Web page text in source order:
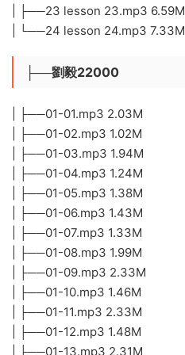
| ├──23 lesson 23.mp3 6.59M
| └──24 lesson 24.mp3 7.33M
├──劉毅22000
| ├──01-01.mp3 2.03M
| ├──01-02.mp3 1.02M
| ├──01-03.mp3 1.94M
| ├──01-04.mp3 1.24M
| ├──01-05.mp3 1.38M
| ├──01-06.mp3 1.43M
| ├──01-07.mp3 1.33M
| ├──01-08.mp3 1.99M
| ├──01-09.mp3 2.33M
| ├──01-10.mp3 1.46M
| ├──01-11.mp3 2.33M
| ├──01-12.mp3 1.48M
| ├──01-13.mp3 2.31M